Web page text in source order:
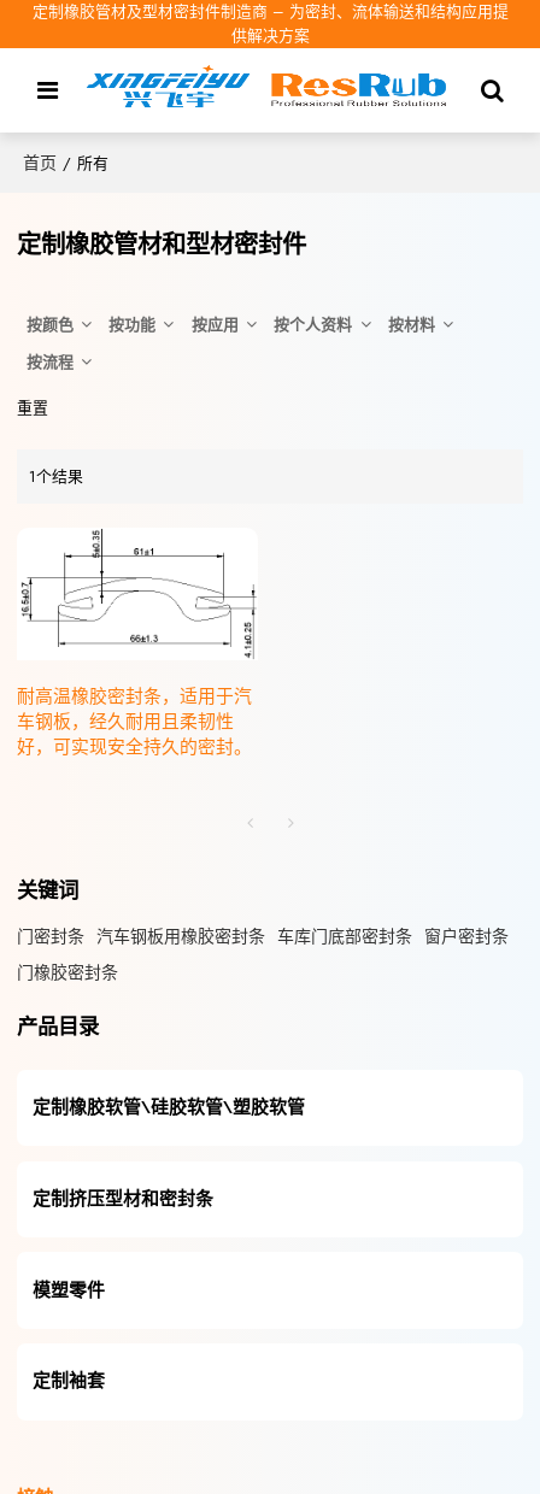
定制橡胶管材及型材密封件制造商 – 为密封、流体输送和结构应用提
供解决方案
首页 / 所有
定制橡胶管材和型材密封件
按颜色 按功能 按应用 按个人资料
按材料
按流程
重置
1个结果
耐高温橡胶密封条，适用于汽
车钢板，经久耐用且柔韧性
好，可实现安全持久的密封。
关键词
门密封条 汽车钢板用橡胶密封条 车库门底部密封条 窗户密封条
门橡胶密封条
产品目录
定制橡胶软管\硅胶软管\塑胶软管
定制挤压型材和密封条
模塑零件
定制袖套